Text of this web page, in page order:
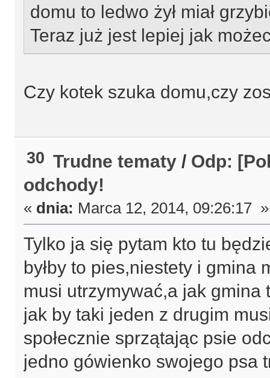
domu to ledwo żył miał
Teraz już jest lepiej jak
Czy kotek szuka domu,czy
30 Trudne tematy / Odp:
odchody!
« dnia: Marca 12, 2014, 09:26:17 »
Tylko ja się pytam kto tu
byłby to pies,niestety i gmina
musi utrzymywać,a jak
jak by taki jeden z drugim
społecznie sprzątając psie
jedno gówienko swojego psa